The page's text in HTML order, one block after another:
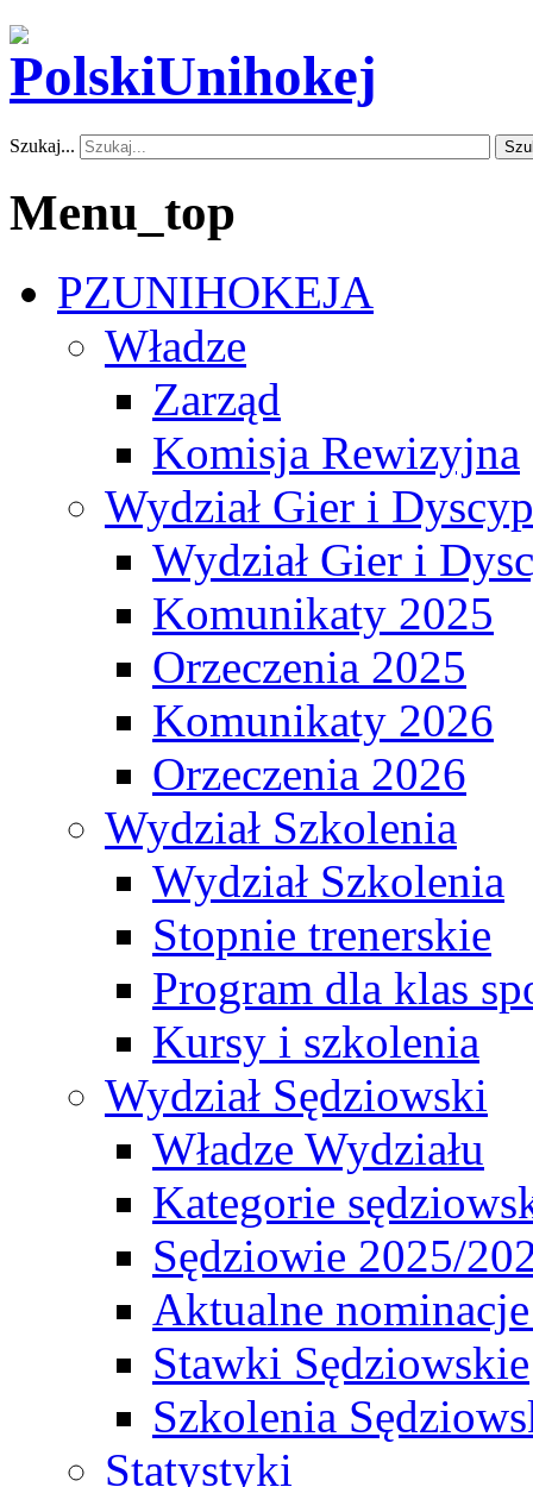
Szukaj...
Menu_top
PZUNIHOKEJA
Władze
Zarząd
Komisja Rewizyjna
Wydział Gier i
Wydział Gier i
Komunikaty 2025
Orzeczenia 2025
Komunikaty 2026
Orzeczenia 2026
Wydział Szkolenia
Wydział Szkolenia
Stopnie trenerskie
Program dla klas
Kursy i szkolenia
Wydział Sędziowski
Władze Wydziału
Kategorie
Sędziowie 2025/
Aktualne
Stawki Sędziowskie
Szkolenia
Statystyki